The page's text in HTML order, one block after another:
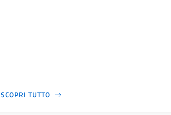
SCOPRI TUTTO